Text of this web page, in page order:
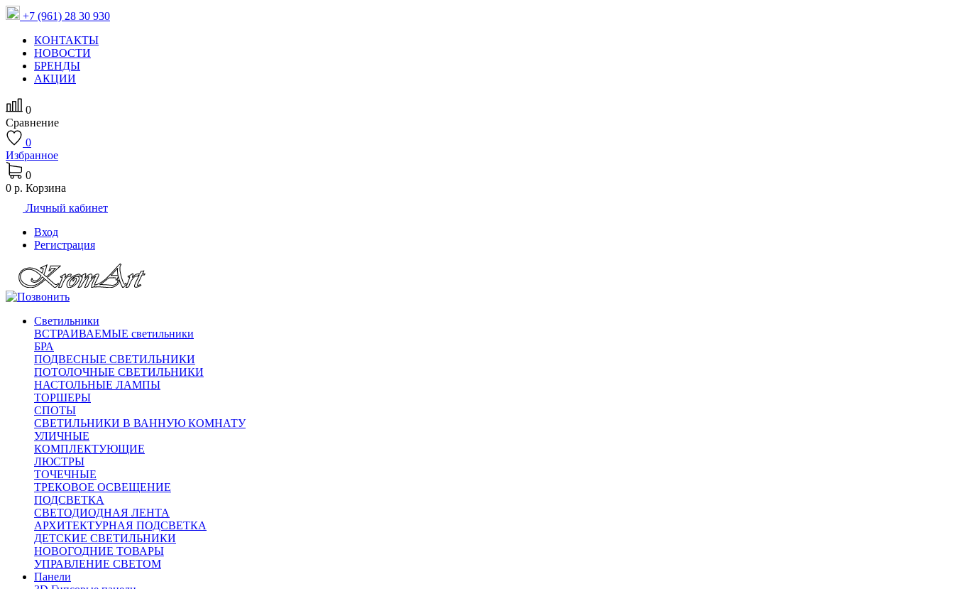
+7 (961) 28 30 930
КОНТАКТЫ
НОВОСТИ
БРЕНДЫ
АКЦИИ
0
Сравнение
0
Избранное
0
0 р. Корзина
Личный кабинет
Вход
Регистрация
Светильники
ВСТРАИВАЕМЫЕ светильники
БРА
ПОДВЕСНЫЕ СВЕТИЛЬНИКИ
ПОТОЛОЧНЫЕ СВЕТИЛЬНИКИ
НАСТОЛЬНЫЕ ЛАМПЫ
ТОРШЕРЫ
СПОТЫ
СВЕТИЛЬНИКИ В ВАННУЮ КОМНАТУ
УЛИЧНЫЕ
КОМПЛЕКТУЮЩИЕ
ЛЮСТРЫ
ТОЧЕЧНЫЕ
ТРЕКОВОЕ ОСВЕЩЕНИЕ
ПОДСВЕТКА
СВЕТОДИОДНАЯ ЛЕНТА
АРХИТЕКТУРНАЯ ПОДСВЕТКА
ДЕТСКИЕ СВЕТИЛЬНИКИ
НОВОГОДНИЕ ТОВАРЫ
УПРАВЛЕНИЕ СВЕТОМ
Панели